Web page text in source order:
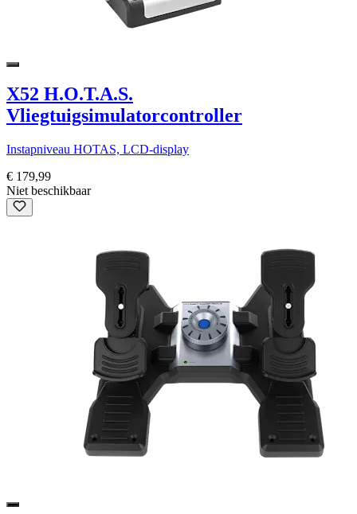
X52 H.O.T.A.S.
Vliegtuigsimulatorcontroller
Instapniveau HOTAS, LCD-display
€ 179,99
Niet beschikbaar